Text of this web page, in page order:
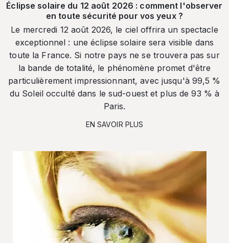
Éclipse solaire du 12 août 2026 : comment l'observer
en toute sécurité pour vos yeux ?
Le mercredi 12 août 2026, le ciel offrira un spectacle
exceptionnel : une éclipse solaire sera visible dans
toute la France. Si notre pays ne se trouvera pas sur
la bande de totalité, le phénomène promet d'être
particulièrement impressionnant, avec jusqu'à 99,5 %
du Soleil occulté dans le sud-ouest et plus de 93 % à
Paris.
EN SAVOIR PLUS